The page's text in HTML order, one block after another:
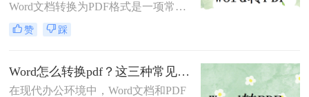
Word文档转换为PDF格式是一项常见
的需求。PDF格式因其跨平台兼容
性、格式稳定性和安全性而备受青
文将介绍两种将DOC转换为PDF的方
法。
赞 踩
Word怎么转换pdf？这三种常见转换方法尝试下！
在现代办公环境中，Word文档和PDF